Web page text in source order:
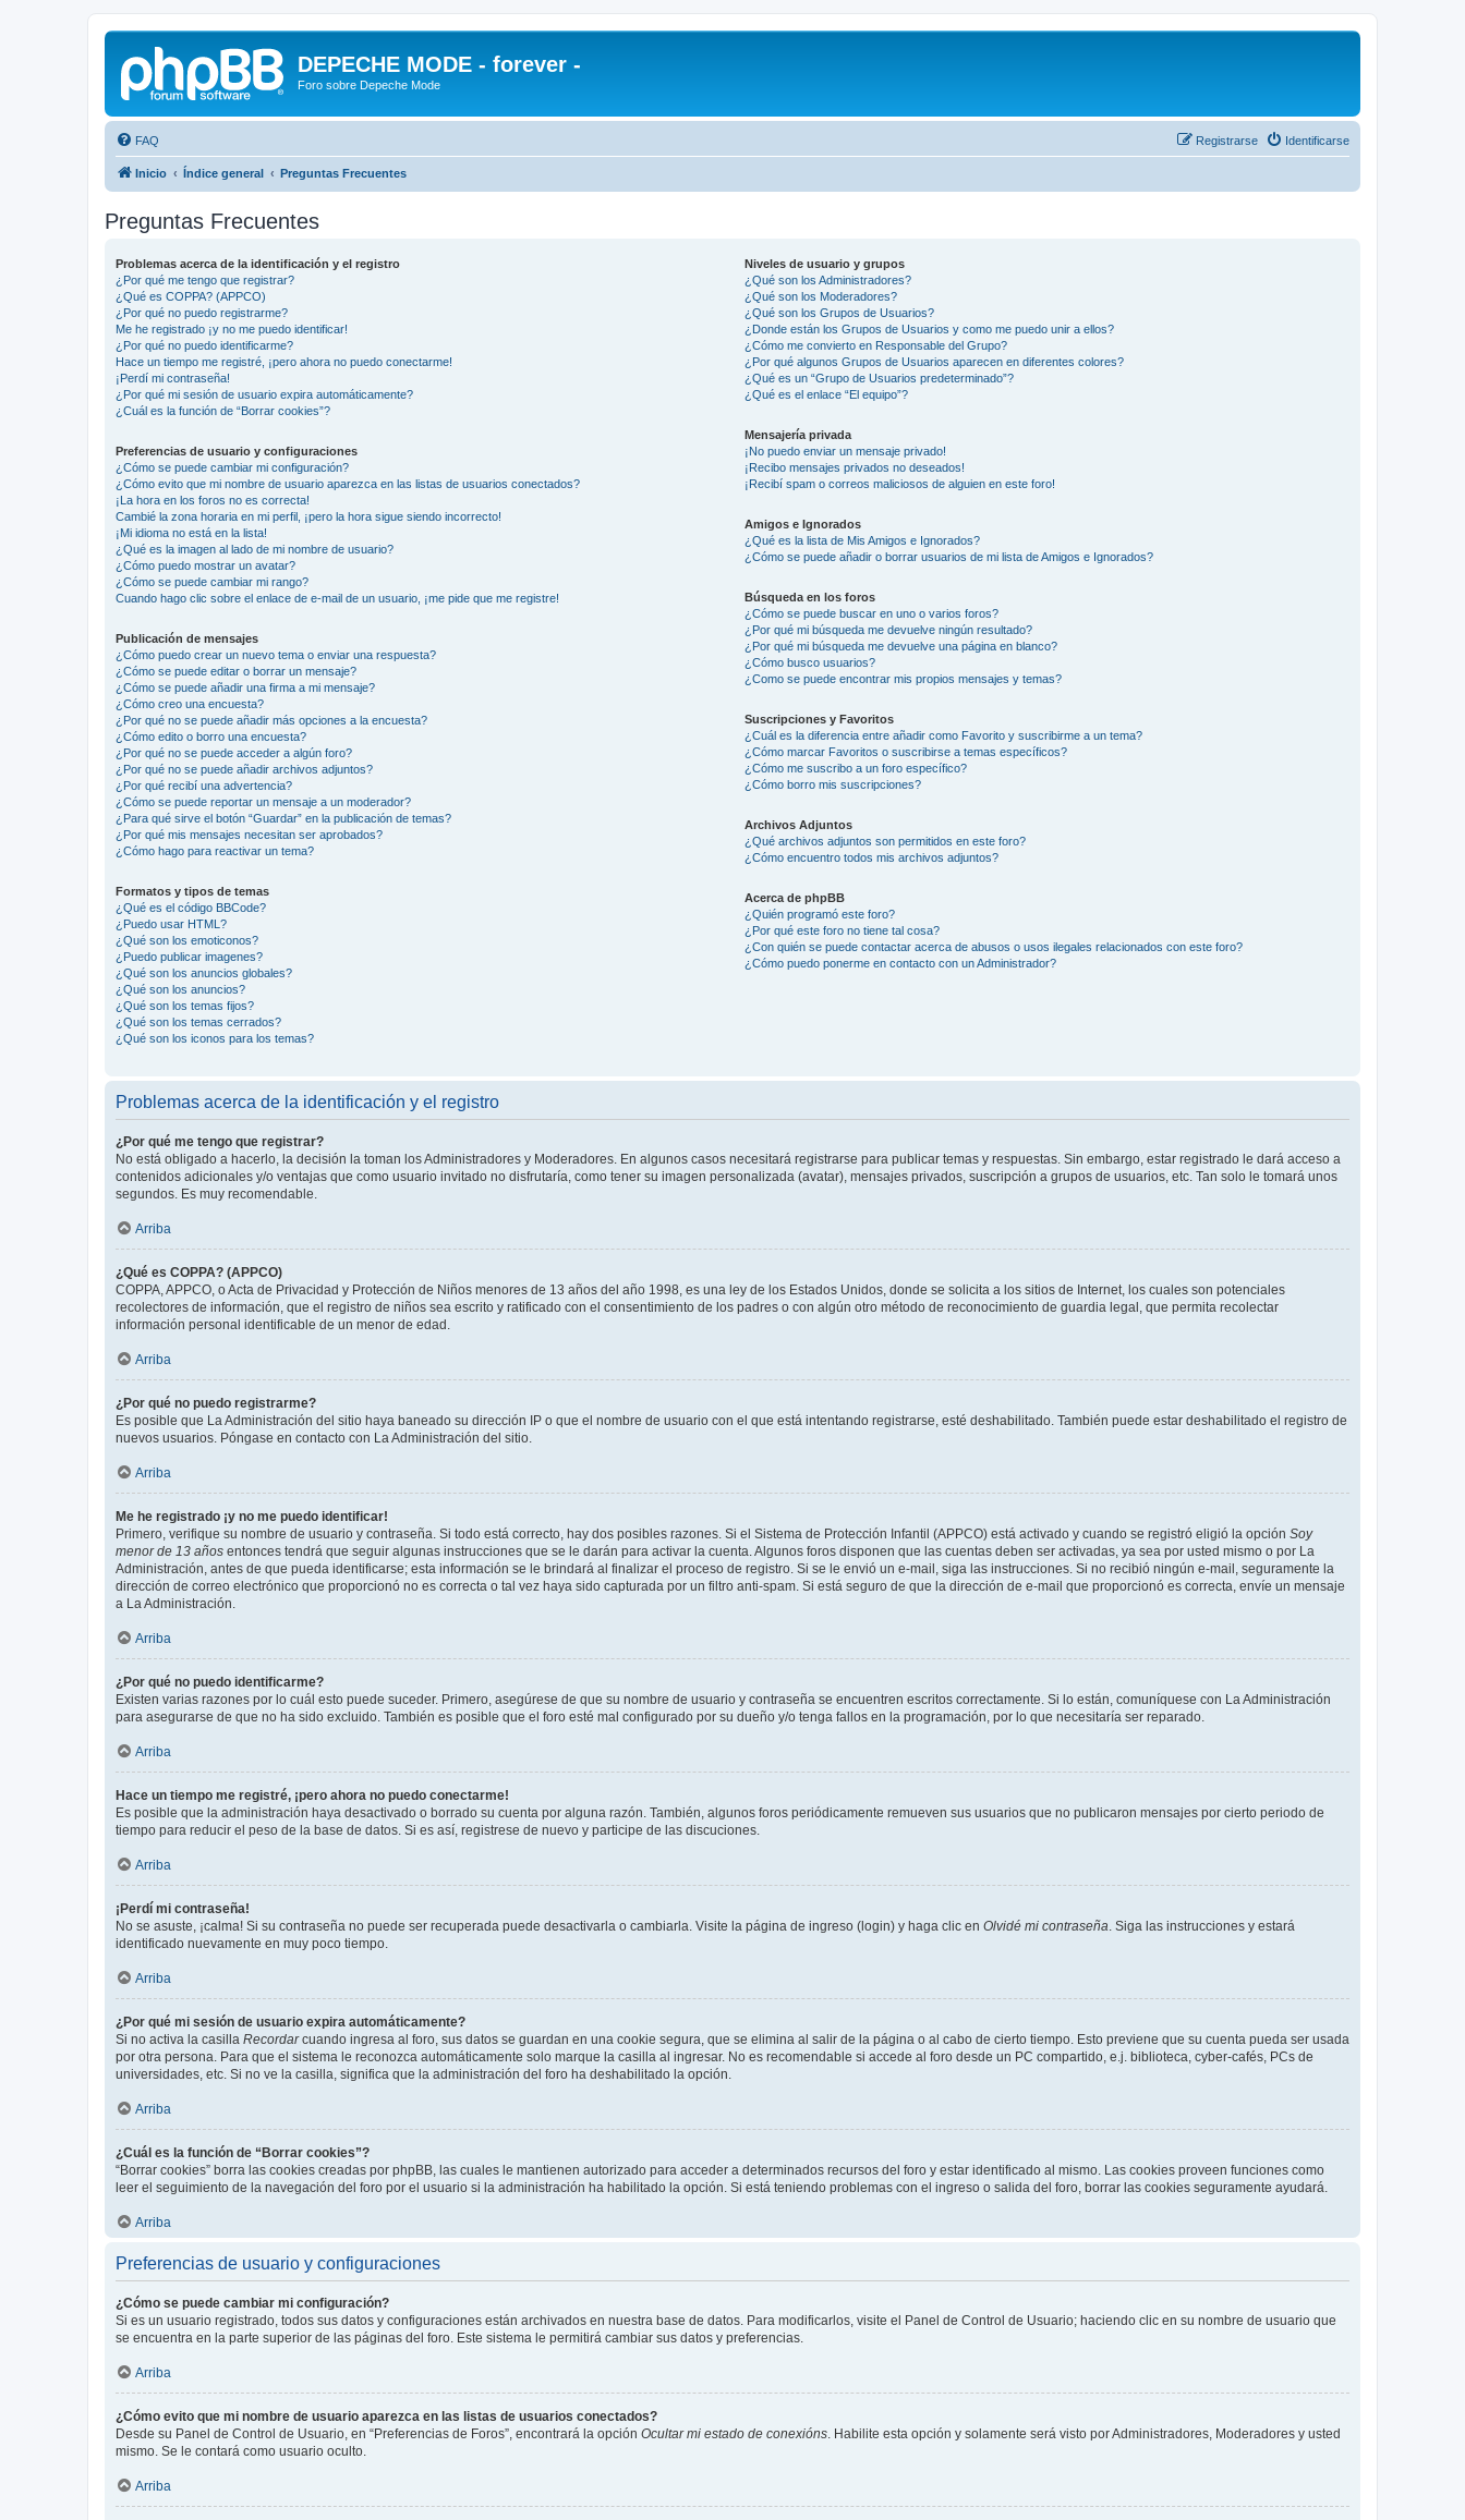
DEPECHE MODE - forever -
Foro sobre Depeche Mode
FAQ Identificarse
Registrarse
Inicio Índice general Preguntas Frecuentes
Preguntas Frecuentes
Problemas acerca de la identificación y el registro
¿Por qué me tengo que registrar?
¿Qué es COPPA? (APPCO)
¿Por qué no puedo registrarme?
Me he registrado ¡y no me puedo identificar!
¿Por qué no puedo identificarme?
Hace un tiempo me registré, ¡pero ahora no puedo conectarme!
¡Perdí mi contraseña!
¿Por qué mi sesión de usuario expira automáticamente?
¿Cuál es la función de “Borrar cookies”?
Preferencias de usuario y configuraciones
¿Cómo se puede cambiar mi configuración?
¿Cómo evito que mi nombre de usuario aparezca en las listas de usuarios conectados?
¡La hora en los foros no es correcta!
Cambié la zona horaria en mi perfil, ¡pero la hora sigue siendo incorrecto!
¡Mi idioma no está en la lista!
¿Qué es la imagen al lado de mi nombre de usuario?
¿Cómo puedo mostrar un avatar?
¿Cómo se puede cambiar mi rango?
Cuando hago clic sobre el enlace de e-mail de un usuario, ¡me pide que me registre!
Publicación de mensajes
¿Cómo puedo crear un nuevo tema o enviar una respuesta?
¿Cómo se puede editar o borrar un mensaje?
¿Cómo se puede añadir una firma a mi mensaje?
¿Cómo creo una encuesta?
¿Por qué no se puede añadir más opciones a la encuesta?
¿Cómo edito o borro una encuesta?
¿Por qué no se puede acceder a algún foro?
¿Por qué no se puede añadir archivos adjuntos?
¿Por qué recibí una advertencia?
¿Cómo se puede reportar un mensaje a un moderador?
¿Para qué sirve el botón “Guardar” en la publicación de temas?
¿Por qué mis mensajes necesitan ser aprobados?
¿Cómo hago para reactivar un tema?
Formatos y tipos de temas
¿Qué es el código BBCode?
¿Puedo usar HTML?
¿Qué son los emoticonos?
¿Puedo publicar imagenes?
¿Qué son los anuncios globales?
¿Qué son los anuncios?
¿Qué son los temas fijos?
¿Qué son los temas cerrados?
¿Qué son los iconos para los temas?
Niveles de usuario y grupos
¿Qué son los Administradores?
¿Qué son los Moderadores?
¿Qué son los Grupos de Usuarios?
¿Donde están los Grupos de Usuarios y como me puedo unir a ellos?
¿Cómo me convierto en Responsable del Grupo?
¿Por qué algunos Grupos de Usuarios aparecen en diferentes colores?
¿Qué es un “Grupo de Usuarios predeterminado”?
¿Qué es el enlace “El equipo”?
Mensajería privada
¡No puedo enviar un mensaje privado!
¡Recibo mensajes privados no deseados!
¡Recibí spam o correos maliciosos de alguien en este foro!
Amigos e Ignorados
¿Qué es la lista de Mis Amigos e Ignorados?
¿Cómo se puede añadir o borrar usuarios de mi lista de Amigos e Ignorados?
Búsqueda en los foros
¿Cómo se puede buscar en uno o varios foros?
¿Por qué mi búsqueda me devuelve ningún resultado?
¿Por qué mi búsqueda me devuelve una página en blanco?
¿Cómo busco usuarios?
¿Como se puede encontrar mis propios mensajes y temas?
Suscripciones y Favoritos
¿Cuál es la diferencia entre añadir como Favorito y suscribirme a un tema?
¿Cómo marcar Favoritos o suscribirse a temas específicos?
¿Cómo me suscribo a un foro específico?
¿Cómo borro mis suscripciones?
Archivos Adjuntos
¿Qué archivos adjuntos son permitidos en este foro?
¿Cómo encuentro todos mis archivos adjuntos?
Acerca de phpBB
¿Quién programó este foro?
¿Por qué este foro no tiene tal cosa?
¿Con quién se puede contactar acerca de abusos o usos ilegales relacionados con este foro?
¿Cómo puedo ponerme en contacto con un Administrador?
Problemas acerca de la identificación y el registro
¿Por qué me tengo que registrar?
No está obligado a hacerlo, la decisión la toman los Administradores y Moderadores. En algunos casos necesitará registrarse para publicar temas y respuestas. Sin embargo, estar registrado le dará acceso a
contenidos adicionales y/o ventajas que como usuario invitado no disfrutaría, como tener su imagen personalizada (avatar), mensajes privados, suscripción a grupos de usuarios, etc. Tan solo le tomará unos
segundos. Es muy recomendable.
Arriba
¿Qué es COPPA? (APPCO)
COPPA, APPCO, o Acta de Privacidad y Protección de Niños menores de 13 años del año 1998, es una ley de los Estados Unidos, donde se solicita a los sitios de Internet, los cuales son potenciales
recolectores de información, que el registro de niños sea escrito y ratificado con el consentimiento de los padres o con algún otro método de reconocimiento de guardia legal, que permita recolectar
información personal identificable de un menor de edad.
Arriba
¿Por qué no puedo registrarme?
Es posible que La Administración del sitio haya baneado su dirección IP o que el nombre de usuario con el que está intentando registrarse, esté deshabilitado. También puede estar deshabilitado el registro de
nuevos usuarios. Póngase en contacto con La Administración del sitio.
Arriba
Me he registrado ¡y no me puedo identificar!
Primero, verifique su nombre de usuario y contraseña. Si todo está correcto, hay dos posibles razones. Si el Sistema de Protección Infantil (APPCO) está activado y cuando se registró eligió la opción Soy
menor de 13 años entonces tendrá que seguir algunas instrucciones que se le darán para activar la cuenta. Algunos foros disponen que las cuentas deben ser activadas, ya sea por usted mismo o por La
Administración, antes de que pueda identificarse; esta información se le brindará al finalizar el proceso de registro. Si se le envió un e-mail, siga las instrucciones. Si no recibió ningún e-mail, seguramente la
dirección de correo electrónico que proporcionó no es correcta o tal vez haya sido capturada por un filtro anti-spam. Si está seguro de que la dirección de e-mail que proporcionó es correcta, envíe un mensaje
a La Administración.
Arriba
¿Por qué no puedo identificarme?
Existen varias razones por lo cuál esto puede suceder. Primero, asegúrese de que su nombre de usuario y contraseña se encuentren escritos correctamente. Si lo están, comuníquese con La Administración
para asegurarse de que no ha sido excluido. También es posible que el foro esté mal configurado por su dueño y/o tenga fallos en la programación, por lo que necesitaría ser reparado.
Arriba
Hace un tiempo me registré, ¡pero ahora no puedo conectarme!
Es posible que la administración haya desactivado o borrado su cuenta por alguna razón. También, algunos foros periódicamente remueven sus usuarios que no publicaron mensajes por cierto periodo de
tiempo para reducir el peso de la base de datos. Si es así, registrese de nuevo y participe de las discuciones.
Arriba
¡Perdí mi contraseña!
No se asuste, ¡calma! Si su contraseña no puede ser recuperada puede desactivarla o cambiarla. Visite la página de ingreso (login) y haga clic en Olvidé mi contraseña . Siga las instrucciones y estará
identificado nuevamente en muy poco tiempo.
Arriba
¿Por qué mi sesión de usuario expira automáticamente?
Si no activa la casilla Recordarcuando ingresa al foro, sus datos se guardan en una cookie segura, que se elimina al salir de la página o al cabo de cierto tiempo. Esto previene que su cuenta pueda ser usada
por otra persona. Para que el sistema le reconozca automáticamente solo marque la casilla al ingresar. No es recomendable si accede al foro desde un PC compartido, e.j. biblioteca, cyber-cafés, PCs de
universidades, etc. Si no ve la casilla, significa que la administración del foro ha deshabilitado la opción.
Arriba
¿Cuál es la función de “Borrar cookies”?
“Borrar cookies” borra las cookies creadas por phpBB, las cuales le mantienen autorizado para acceder a determinados recursos del foro y estar identificado al mismo. Las cookies proveen funciones como
leer el seguimiento de la navegación del foro por el usuario si la administración ha habilitado la opción. Si está teniendo problemas con el ingreso o salida del foro, borrar las cookies seguramente ayudará.
Arriba
Preferencias de usuario y configuraciones
¿Cómo se puede cambiar mi configuración?
Si es un usuario registrado, todos sus datos y configuraciones están archivados en nuestra base de datos. Para modificarlos, visite el Panel de Control de Usuario; haciendo clic en su nombre de usuario que
se encuentra en la parte superior de las páginas del foro. Este sistema le permitirá cambiar sus datos y preferencias.
Arriba
¿Cómo evito que mi nombre de usuario aparezca en las listas de usuarios conectados?
Desde su Panel de Control de Usuario, en “Preferencias de Foros”, encontrará la opción Ocultar mi estado de conexións . Habilite esta opción y solamente será visto por Administradores, Moderadores y usted
mismo. Se le contará como usuario oculto.
Arriba